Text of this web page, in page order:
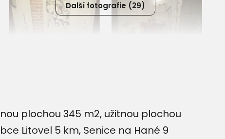
Další fotografie (29)
plochou 345 m2, užitnou plochou
Litovel 5 km, Senice na Hané 9